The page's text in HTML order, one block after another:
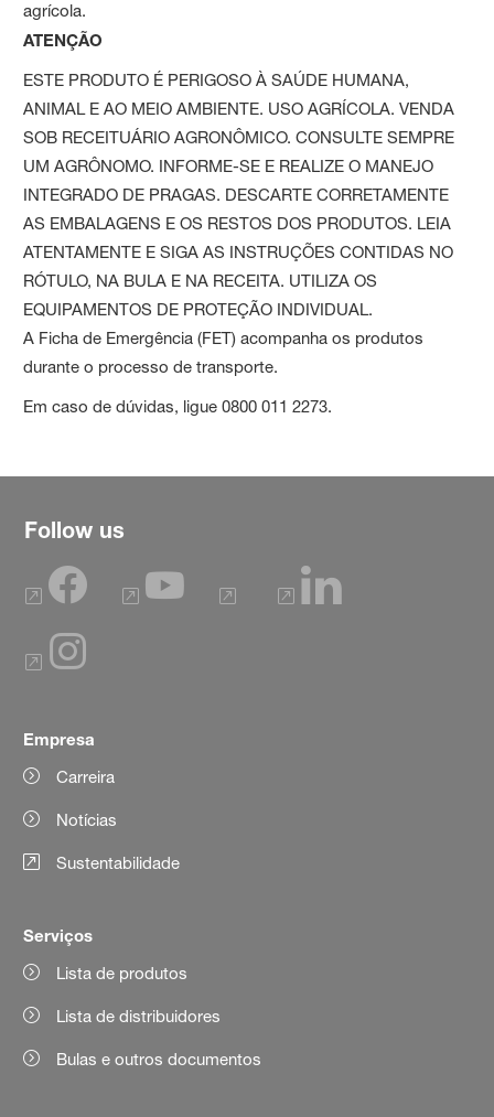
agrícola.
ATENÇÃO
ESTE PRODUTO É PERIGOSO À SAÚDE HUMANA,
ANIMAL E AO MEIO AMBIENTE. USO AGRÍCOLA. VENDA
SOB RECEITUÁRIO AGRONÔMICO. CONSULTE SEMPRE
UM AGRÔNOMO. INFORME-SE E REALIZE O MANEJO
INTEGRADO DE PRAGAS. DESCARTE CORRETAMENTE
AS EMBALAGENS E OS RESTOS DOS PRODUTOS. LEIA
ATENTAMENTE E SIGA AS INSTRUÇÕES CONTIDAS NO
RÓTULO, NA BULA E NA RECEITA. UTILIZA OS
EQUIPAMENTOS DE PROTEÇÃO INDIVIDUAL.
A Ficha de Emergência (FET) acompanha os produtos
durante o processo de transporte.
Em caso de dúvidas, ligue 0800 011 2273.
Follow us
Empresa
Carreira
Notícias
Sustentabilidade
Serviços
Lista de produtos
Lista de distribuidores
Bulas e outros documentos